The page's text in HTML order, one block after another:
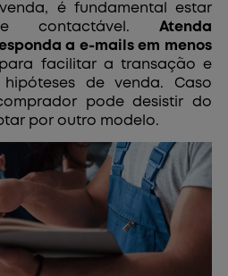
é fundamental estar
e contactável. Atenda
a e-mails em menos
facilitar a transação e
de venda. Caso
pode desistir do
por outro modelo.